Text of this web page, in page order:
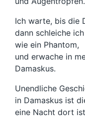
Ich warte, bis die
dann schleiche
wie ein Phantom,
und erwache in
Damaskus.
Unendliche
in Damaskus ist
eine Nacht dort